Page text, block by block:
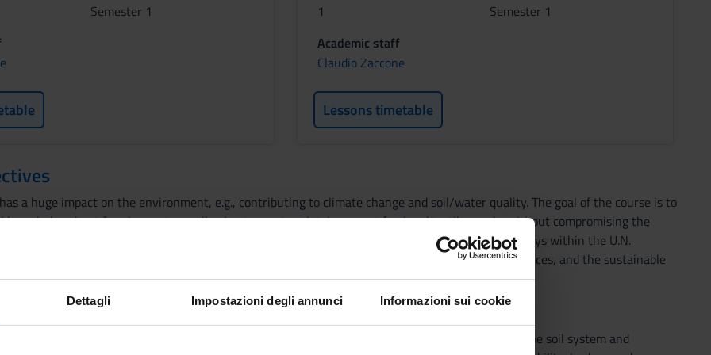
Dettagli Impostazioni degli annunci Informazioni sui cookie
Semester 1
1
Semester 1
Academic staff
Claudio Zaccone
Lessons timetable
a huge impact on the environment, e.g., contributing to climate change and soil/water quality. The goal of the course is to
knowledge about farming systems allowing to meet society's present food and textile needs, without compromising the
generations to meet their needs. In particular, the course is focused on the role that soil plays within the U.N.
Goals (2015-2030), the sustainable utilization of soil resource, sustainable agricultural practices, and the sustainable
of waste biomass in agriculture.
and sustainable development: journey 2050. The U.N. Sustainable development goals. The soil system and